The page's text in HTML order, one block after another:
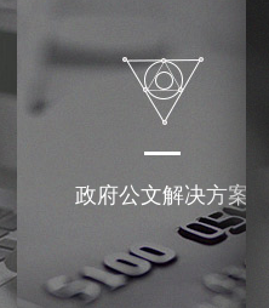
政府公文解决方案